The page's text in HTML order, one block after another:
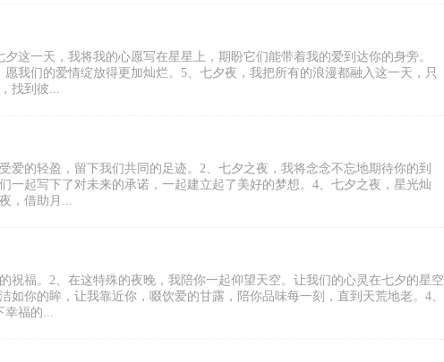
这一天，我将我的心愿写在星星上，期盼它们能带着我的爱到达你的身旁。
我们的爱情绽放得更加灿烂。5、七夕夜，我把所有的浪漫都融入这一天，只
找到彼...
爱的轻盈，留下我们共同的足迹。2、七夕之夜，我将念念不忘地期待你的到
一起写下了对未来的承诺，一起建立起了美好的梦想。4、七夕之夜，星光灿
，借助月...
祝福。2、在这特殊的夜晚，我陪你一起仰望天空。让我们的心灵在七夕的星空
你的眸，让我靠近你，啜饮爱的甘露，陪你品味每一刻，直到天荒地老。4、
幸福的...